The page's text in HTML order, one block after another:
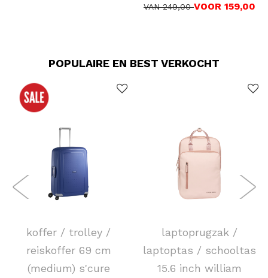
VAN 249,00VOOR 159,00
POPULAIRE EN BEST VERKOCHT
koffer / trolley /
reiskoffer 69 cm
(medium) s'cure
laptoprugzak /
laptoptas / schooltas
15.6 inch william